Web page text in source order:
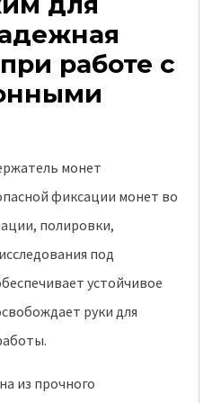
работе с
монет
фиксации монет во
полировки,
под
устойчивое
руки для
из прочного